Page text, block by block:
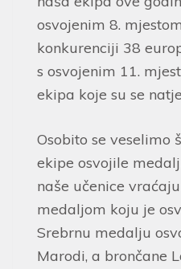
osvojenim 8.
konkurenciji 38
s osvojenim 11.
ekipa koje su se
Osobito se veselimo
ekipe osvojile
naše učenice
medaljom koju je
Srebrnu medalju
Marodi, a brončane